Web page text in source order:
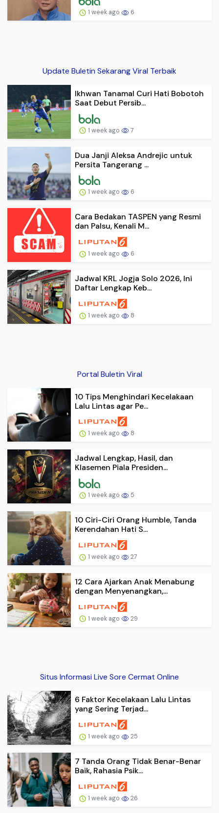
1 week ago 6
Update Buletin Sekarang Viral Terbaik
Ikhwan Tanamal Curi Hati Bobotoh
Saat Debut Persib...
1 week ago 7
Dua Janji Aleksa Andrejic untuk
Persita Tangerang ...
1 week ago 6
Cara Bedakan TASPEN yang Resmi
dan Palsu, Kenali M...
1 week ago 6
Jadwal KRL Jogja Solo 2026, Ini
Daftar Lengkap Keb...
1 week ago 8
Portal Buletin Viral
10 Tips Menghindari Kecelakaan
Lalu Lintas agar Pe...
1 week ago 8
Jadwal Lengkap, Hasil, dan
Klasemen Piala Presiden...
1 week ago 5
10 Ciri-Ciri Orang Humble, Tanda
Kerendahan Hati S...
1 week ago 27
12 Cara Ajarkan Anak Menabung
dengan Menyenangkan,...
1 week ago 29
Situs Informasi Live Sore Cermat Online
6 Faktor Kecelakaan Lalu Lintas
yang Sering Terjad...
1 week ago 25
7 Tanda Orang Tidak Benar-Benar
Baik, Rahasia Psik...
1 week ago 26